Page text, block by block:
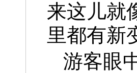
来这儿就
里都有新
游客眼